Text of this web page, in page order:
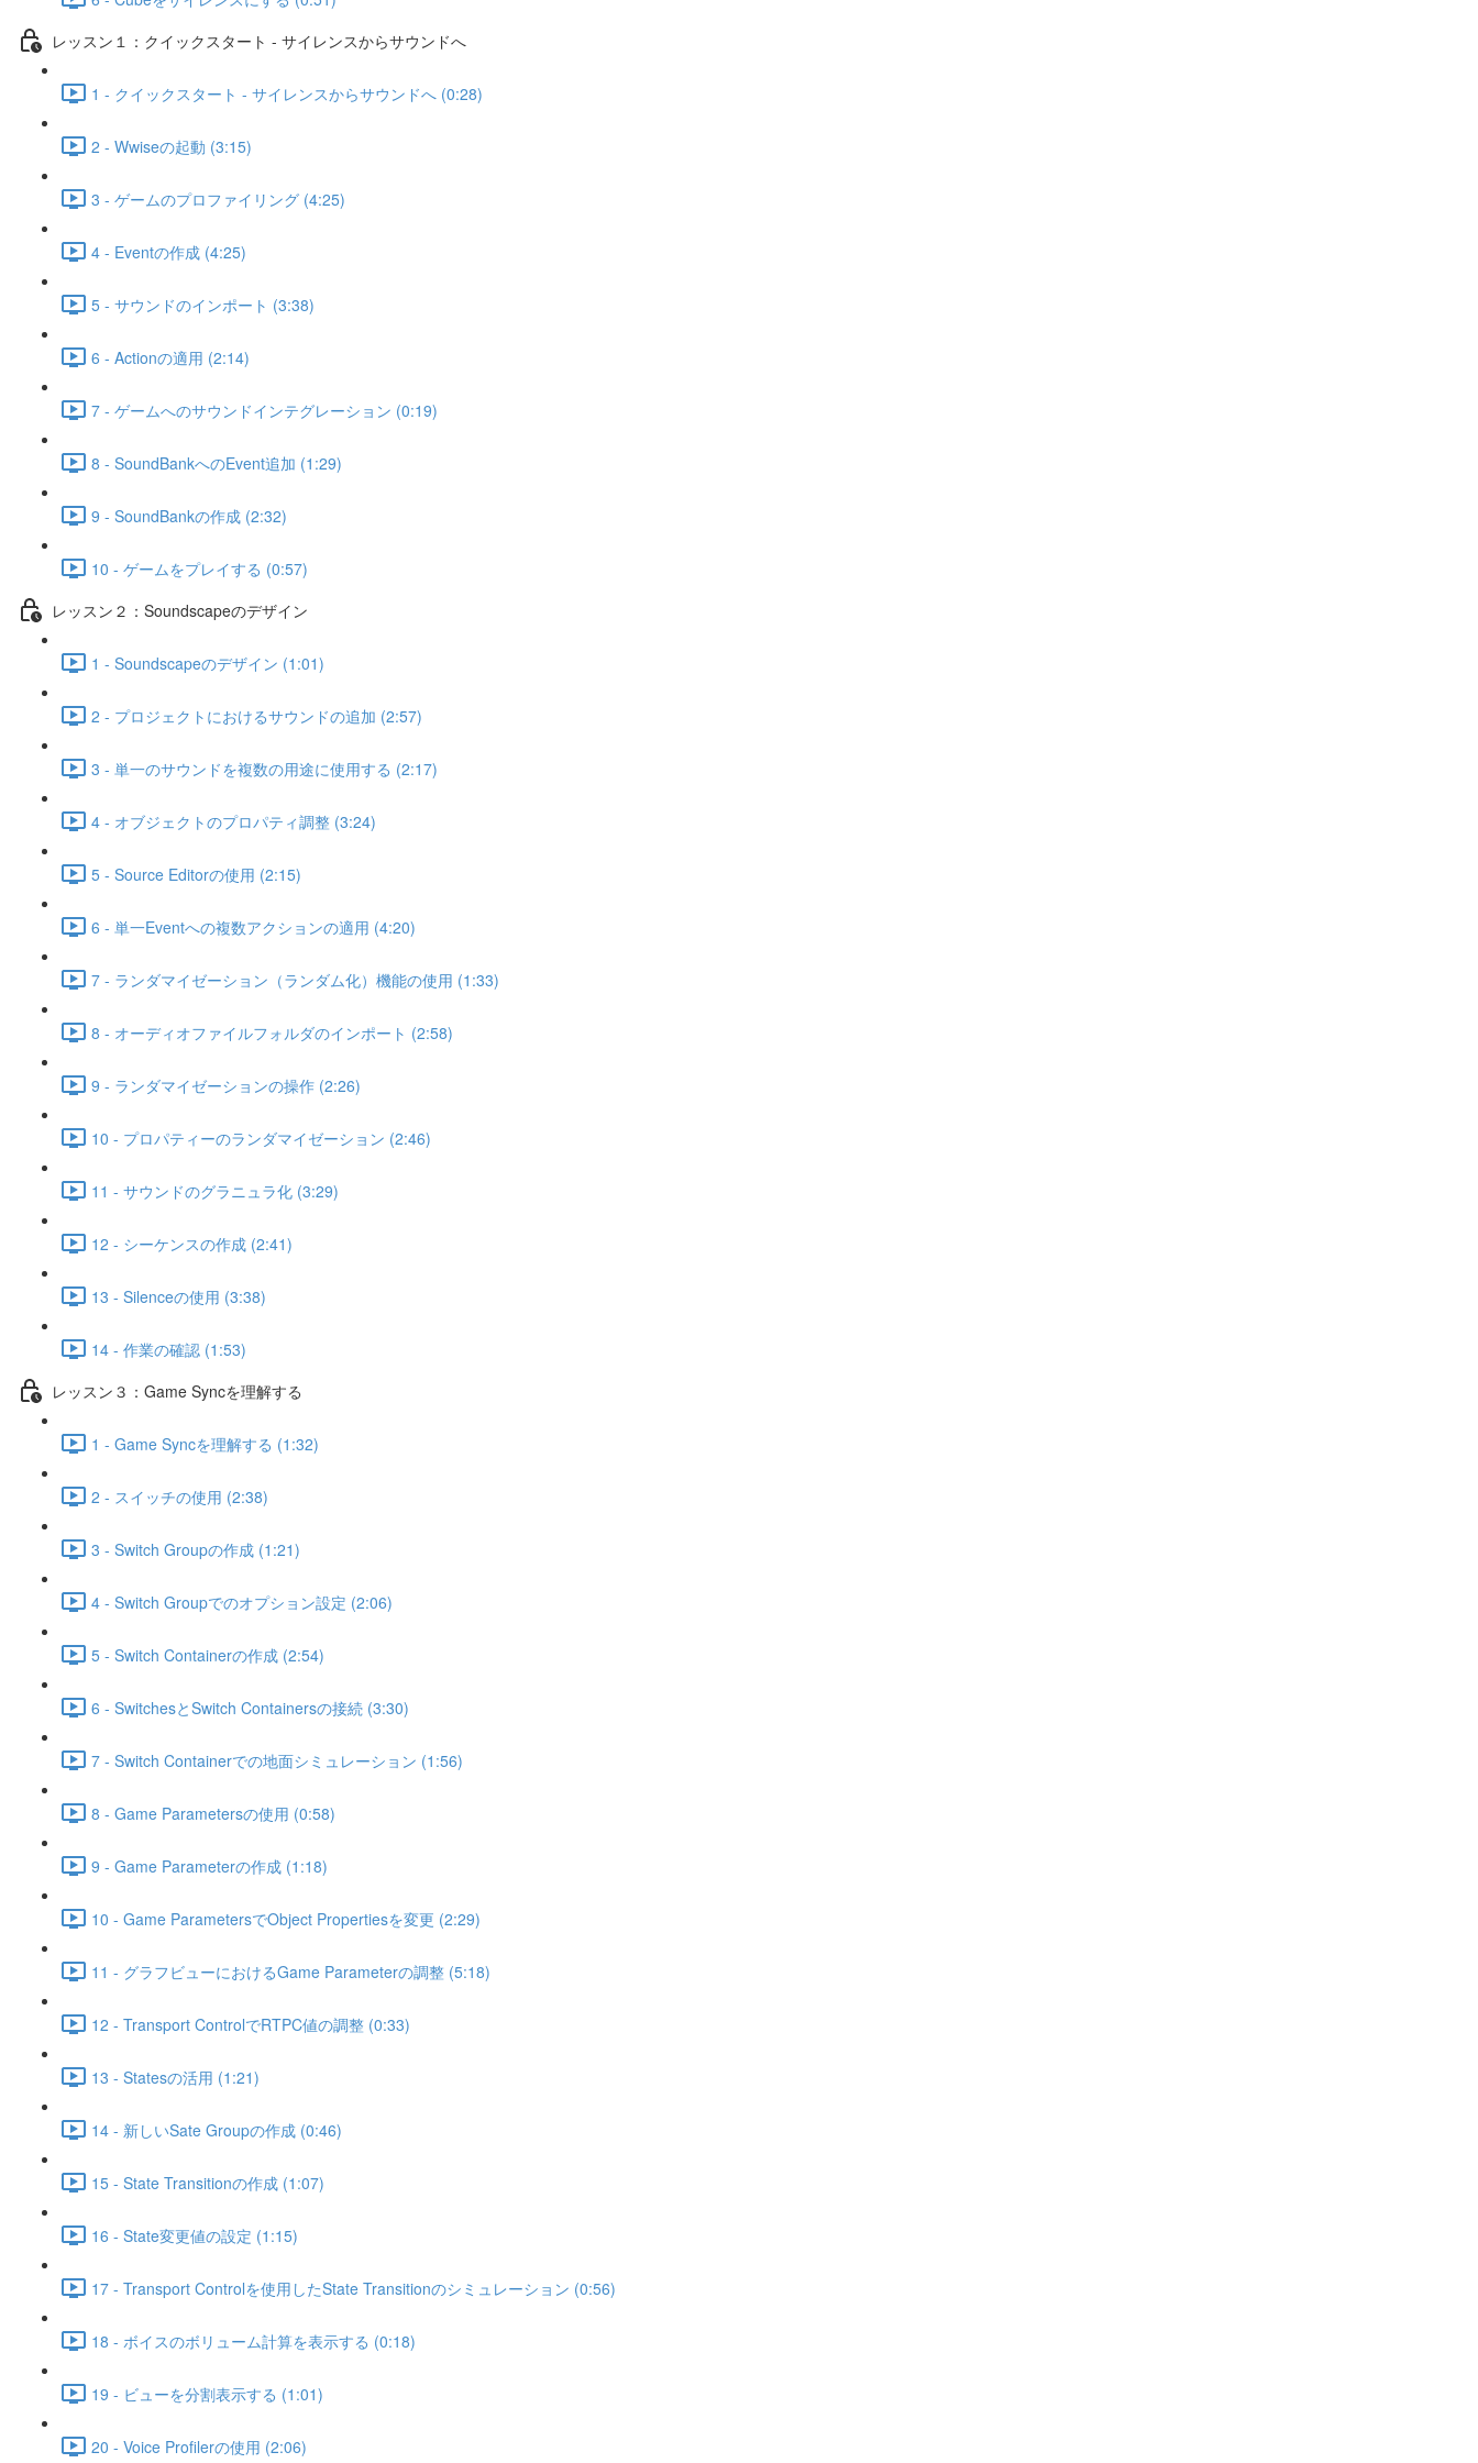
レッスン１：クイックスタート - サイレンスからサウンドへ
1 - クイックスタート - サイレンスからサウンドへ (0:28)
2 - Wwiseの起動 (3:15)
3 - ゲームのプロファイリング (4:25)
4 - Eventの作成 (4:25)
5 - サウンドのインポート (3:38)
6 - Actionの適用 (2:14)
7 - ゲームへのサウンドインテグレーション (0:19)
8 - SoundBankへのEvent追加 (1:29)
9 - SoundBankの作成 (2:32)
10 - ゲームをプレイする (0:57)
レッスン２：Soundscapeのデザイン
1 - Soundscapeのデザイン (1:01)
2 - プロジェクトにおけるサウンドの追加 (2:57)
3 - 単一のサウンドを複数の用途に使用する (2:17)
4 - オブジェクトのプロパティ調整 (3:24)
5 - Source Editorの使用 (2:15)
6 - 単一Eventへの複数アクションの適用 (4:20)
7 - ランダマイゼーション（ランダム化）機能の使用 (1:33)
8 - オーディオファイルフォルダのインポート (2:58)
9 - ランダマイゼーションの操作 (2:26)
10 - プロパティーのランダマイゼーション (2:46)
11 - サウンドのグラニュラ化 (3:29)
12 - シーケンスの作成 (2:41)
13 - Silenceの使用 (3:38)
14 - 作業の確認 (1:53)
レッスン３：Game Syncを理解する
1 - Game Syncを理解する (1:32)
2 - スイッチの使用 (2:38)
3 - Switch Groupの作成 (1:21)
4 - Switch Groupでのオプション設定 (2:06)
5 - Switch Containerの作成 (2:54)
6 - SwitchesとSwitch Containersの接続 (3:30)
7 - Switch Containerでの地面シミュレーション (1:56)
8 - Game Parametersの使用 (0:58)
9 - Game Parameterの作成 (1:18)
10 - Game ParametersでObject Propertiesを変更 (2:29)
11 - グラフビューにおけるGame Parameterの調整 (5:18)
12 - Transport ControlでRTPC値の調整 (0:33)
13 - Statesの活用 (1:21)
14 - 新しいSate Groupの作成 (0:46)
15 - State Transitionの作成 (1:07)
16 - State変更値の設定 (1:15)
17 - Transport Controlを使用したState Transitionのシミュレーション (0:56)
18 - ボイスのボリューム計算を表示する (0:18)
19 - ビューを分割表示する (1:01)
20 - Voice Profilerの使用 (2:06)